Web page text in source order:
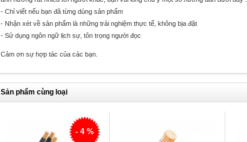
- Chỉ viết nếu bạn đã từng dùng sản phẩm
- Nhận xét về sản phẩm là những trải nghiệm thực tế, không bịa đặt
- Sử dụng ngôn ngữ lịch sự, tôn trọng người đọc
Cảm ơn sự hợp tác của các bạn.
Sản phẩm cùng loại
- 4 %